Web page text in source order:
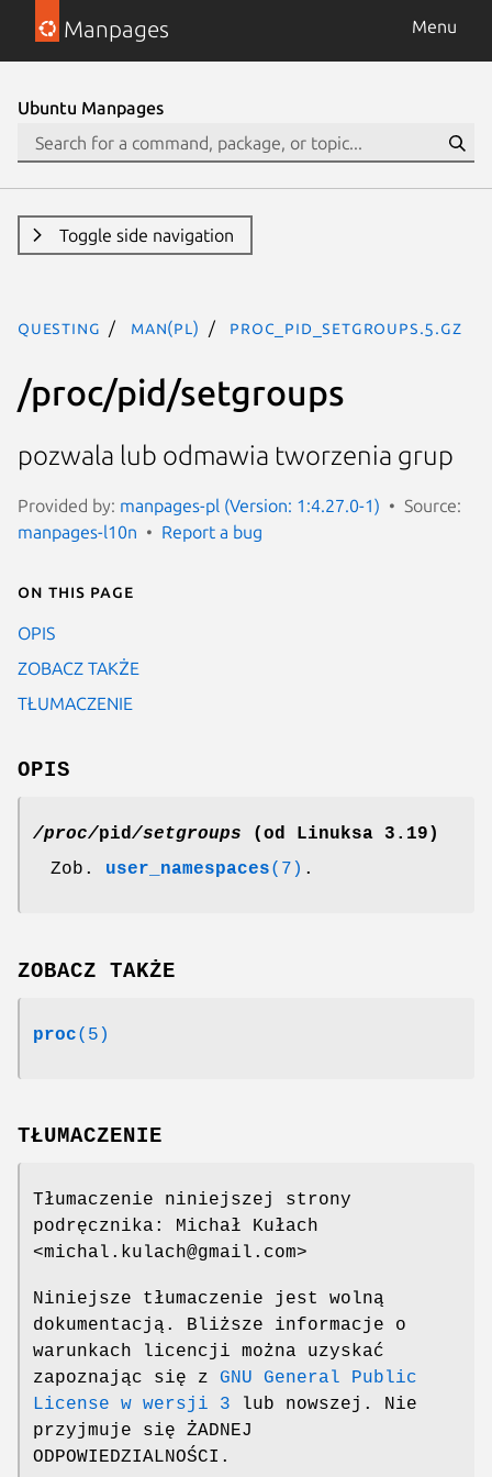
Manpages Menu
Ubuntu Manpages
Toggle side navigation
questing man(pl) proc_pid_setgroups.5.gz
/proc/pid/setgroups
pozwala lub odmawia tworzenia grup
Provided by: manpages-pl (Version: 1:4.27.0-1)
Source:
manpages-l10n
Report a bug
On this page
OPIS
ZOBACZ TAKŻE
TŁUMACZENIE
OPIS
/proc/pid/setgroups (od Linuksa 3.19)
Zob. user_namespaces(7) .
ZOBACZ TAKŻE
proc(5)
TŁUMACZENIE
Tłumaczenie niniejszej strony
podręcznika: Michał Kułach
<michal.kulach@gmail.com>
Niniejsze tłumaczenie jest wolną
dokumentacją. Bliższe informacje o
warunkach licencji można uzyskać
zapoznając się z GNU General Public
License w wersji 3 lub nowszej. Nie
przyjmuje się ŻADNEJ
ODPOWIEDZIALNOŚCI.